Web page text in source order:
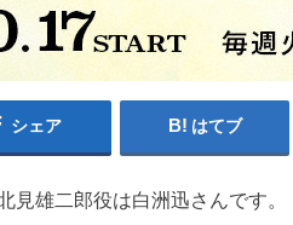
シェア はてブ
見雄二郎役は白洲迅さんです。